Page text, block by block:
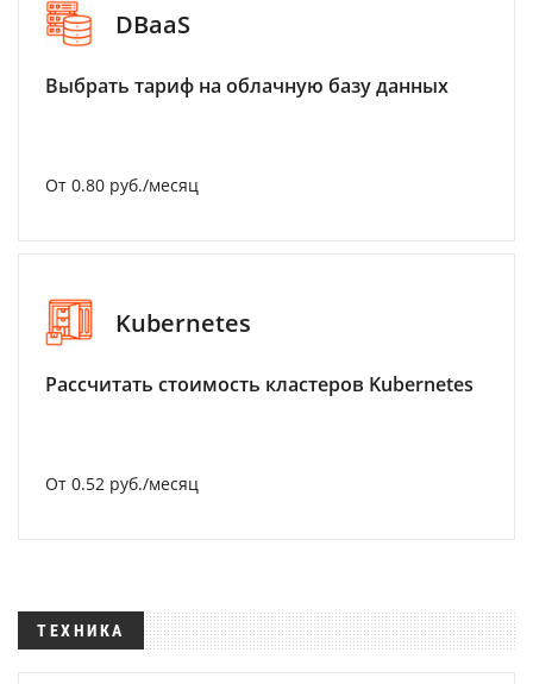
DBaaS
Выбрать тариф на облачную базу данных
От 0.80 руб./месяц
Kubernetes
Рассчитать стоимость кластеров Kubernetes
От 0.52 руб./месяц
ТЕХНИКА